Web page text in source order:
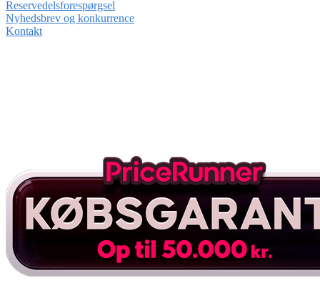
Reservedelsforespørgsel
Nyhedsbrev og konkurrence
Kontakt